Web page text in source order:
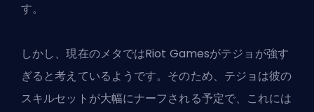
す。
しかし、現在のメタではRiot Gamesがテジョが強す
ぎると考えているようです。そのため、テジョは彼の
スキルセットが大幅にナーフされる予定で、これには